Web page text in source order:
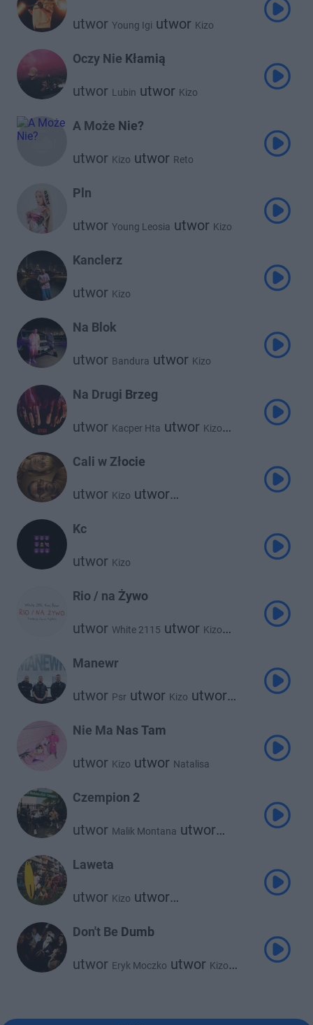
utwor Young Igi utwor Kizo
Oczy Nie Kłamią
utwor Lubin utwor Kizo
A Może Nie?
utwor Kizo utwor Reto
Pln
utwor Young Leosia utwor Kizo
Kanclerz
utwor Kizo
Na Blok
utwor Bandura utwor Kizo
Na Drugi Brzeg
utwor Kacper Hta utwor Kizo
Cali w Złocie
utwor Kizo utwor
Clearmind
Kc
utwor Kizo
Rio / na Żywo
utwor White 2115 utwor Kizo
Manewr
utwor Psr utwor Kizo utwor
Nie Ma Nas Tam
utwor Kizo utwor Natalisa
Czempion 2
utwor Malik Montana utwor
Laweta
utwor Kizo utwor
Don't Be Dumb
utwor Eryk Moczko utwor Kizo